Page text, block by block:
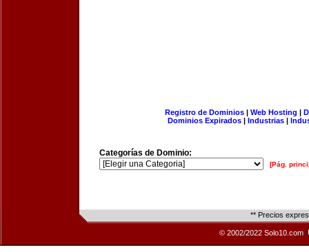
Registro de Dominios| Web Hosting |
Dominios Expirados | Industrias |
Categorías de Dominio:
[Pág.
** Precios
© 2002/2022 Solo10.com